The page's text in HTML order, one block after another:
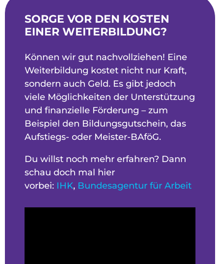
SORGE VOR DEN KOSTEN
EINER WEITERBILDUNG?
Können wir gut nachvollziehen! Eine
Weiterbildung kostet nicht nur Kraft,
sondern auch Geld. Es gibt jedoch
viele Möglichkeiten der Unterstützung
und finanzielle Förderung – zum
Beispiel den Bildungsgutschein, das
Aufstiegs- oder Meister-BAföG.
Du willst noch mehr erfahren? Dann
schau doch mal hier
vorbei: IHK, Bundesagentur für Arbeit